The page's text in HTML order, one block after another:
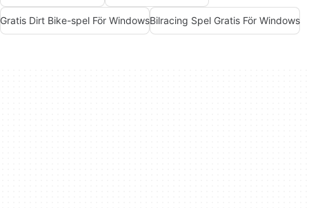
Gratis Dirt Bike-spel För WindowsBilracing Spel Gratis För Windows